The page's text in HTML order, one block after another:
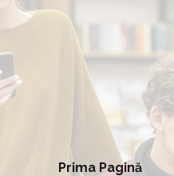
Prima Pagină